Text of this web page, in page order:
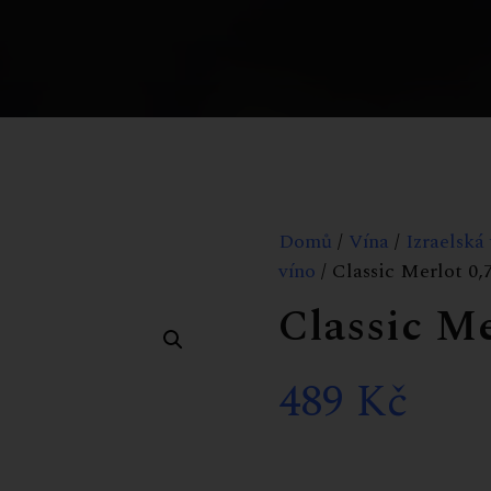
Domů / Vína /
víno / Classic Merlot
Classic
489 Kč